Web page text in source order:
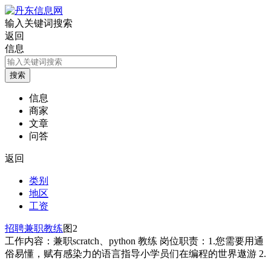
输入关键词搜索
返回
信息
信息
商家
文章
问答
返回
类别
地区
工资
招聘兼职教练图2
工作内容：兼职scratch、python 教练 岗位职责：1.您需要用通
俗易懂，赋有感染力的语言指导小学员们在编程的世界遨游 2.